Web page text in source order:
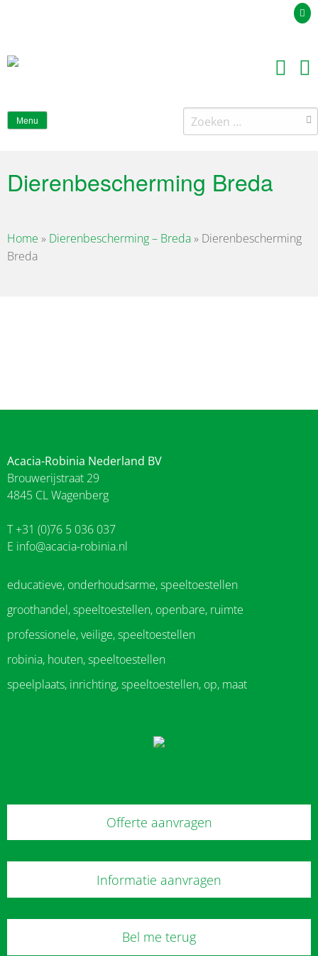
Menu
Zoeken
naar:
Dierenbescherming Breda
Home » Dierenbescherming – Breda» Dierenbescherming
Breda
Acacia-Robinia Nederland BV
Brouwerijstraat 29
4845 CL Wagenberg
T +31 (0)76 5 036 037
E info@acacia-robinia.nl
educatieve, onderhoudsarme, speeltoestellen
groothandel, speeltoestellen, openbare, ruimte
professionele, veilige, speeltoestellen
robinia, houten, speeltoestellen
speelplaats, inrichting, speeltoestellen, op, maat
Offerte aanvragen
Informatie aanvragen
Bel me terug